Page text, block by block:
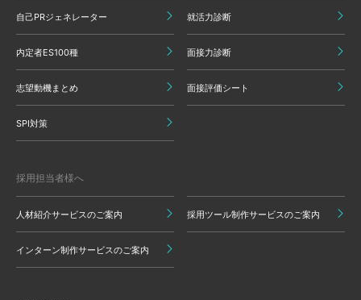
自己PRジェネレーター 就活力診断
内定者ES100種 面接力診断
志望動機まとめ 面接評価シート
SPI対策
採用担当者様へ
人材紹介サービスのご案内 採用ツール制作サービスのご案内
インターン制作サービスのご案内